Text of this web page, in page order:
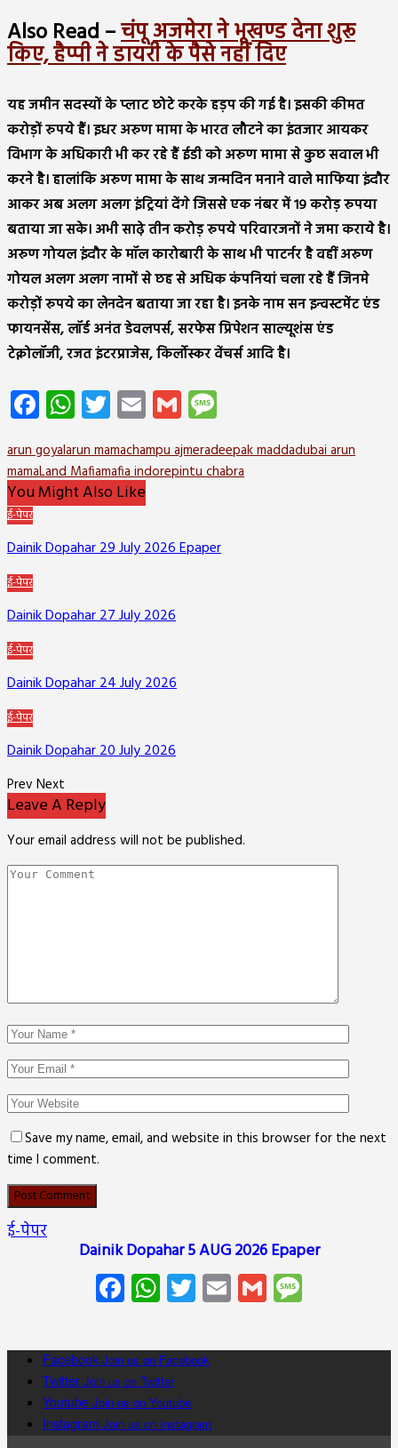
Also Read –चंपू अजमेरा ने भूखण्ड देना शुरू
किए, हैप्पी ने डायरी के पैसे नहीं दिए
यह जमीन सदस्यों के प्लाट छोटे करके हड़प की गई है। इसकी कीमत
करोड़ों रुपये हैं। इधर अरुण मामा के भारत लौटने का इंतजार आयकर
विभाग के अधिकारी भी कर रहे हैं ईडी को अरुण मामा से कुछ सवाल भी
करने है। हालांकि अरुण मामा के साथ जन्मदिन मनाने वाले माफिया इंदौर
आकर अब अलग अलग इंट्रियां देंगे जिससे एक नंबर में १९ करोड़ रुपया
बताया जा सके। अभी साढ़े तीन करोड़ रुपये परिवारजनों ने जमा कराये है।
अरुण गोयल इंदौर के मॉल कारोबारी के साथ भी पाटर्नर है वहीं अरुण
गोयल अलग अलग नामों से छह से अधिक कंपनियां चला रहे हैं जिनमे
करोड़ों रुपये का लेनदेन बताया जा रहा है। इनके नाम सन इन्वस्टमेंट एंड
फायनसेंस, लॉर्ड अनंत डेवलपर्स, सरफेस प्रिपेशन साल्यूशंस एंड
टेक्नोलॉजी, रजत इंटरप्राजेस, किर्लोस्कर वेंचर्स आदि है।
Facebook
WhatsApp
Twitter
EmailGmail
arun goyalarun mamachampu ajmeradeepak maddadubai arun
mamaLand Mafiamafia indorepintu chabra
You Might Also Like
ई-पेपर
Dainik Dopahar 29 July 2026 Epaper
ई-पेपर
Dainik Dopahar 27 July 2026
ई-पेपर
Dainik Dopahar 24 July 2026
ई-पेपर
Dainik Dopahar 20 July 2026
Prev Next
Leave A Reply
Your email address will not be published.
Save my name, email, and website in this browser for the next
time I comment.
ई-पेपर
Dainik Dopahar 5 AUG 2026 Epaper
Facebook
WhatsApp
Twitter
EmailGmail
Facebook Join us on Facebook
Twitter Join us on Twitter
Youtube Join us on Youtube
Instagram Join us on Instagram